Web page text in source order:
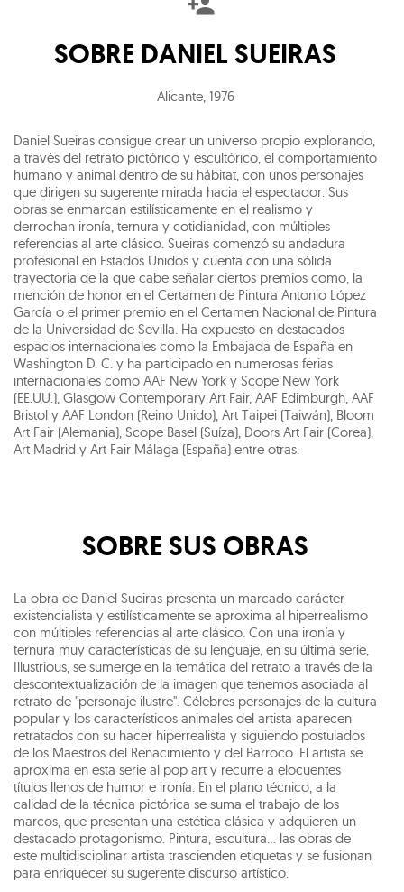
SOBRE DANIEL SUEIRAS
Alicante, 1976
Daniel Sueiras consigue crear un universo propio explorando,
a través del retrato pictórico y escultórico, el comportamiento
humano y animal dentro de su hábitat, con unos personajes
que dirigen su sugerente mirada hacia el espectador. Sus
obras se enmarcan estilísticamente en el realismo y
derrochan ironía, ternura y cotidianidad, con múltiples
referencias al arte clásico. Sueiras comenzó su andadura
profesional en Estados Unidos y cuenta con una sólida
trayectoria de la que cabe señalar ciertos premios como, la
mención de honor en el Certamen de Pintura Antonio López
García o el primer premio en el Certamen Nacional de Pintura
de la Universidad de Sevilla. Ha expuesto en destacados
espacios internacionales como la Embajada de España en
Washington D. C. y ha participado en numerosas ferias
internacionales como AAF New York y Scope New York
(EE.UU.), Glasgow Contemporary Art Fair, AAF Edimburgh, AAF
Bristol y AAF London (Reino Unido), Art Taipei (Taiwán), Bloom
Art Fair (Alemania), Scope Basel (Suíza), Doors Art Fair (Corea),
Art Madrid y Art Fair Málaga (España) entre otras.
SOBRE SUS OBRAS
La obra de Daniel Sueiras presenta un marcado carácter
existencialista y estilísticamente se aproxima al hiperrealismo
con múltiples referencias al arte clásico. Con una ironía y
ternura muy características de su lenguaje, en su última serie,
Illustrious, se sumerge en la temática del retrato a través de la
descontextualización de la imagen que tenemos asociada al
retrato de "personaje ilustre". Célebres personajes de la cultura
popular y los característicos animales del artista aparecen
retratados con su hacer hiperrealista y siguiendo postulados
de los Maestros del Renacimiento y del Barroco. El artista se
aproxima en esta serie al pop art y recurre a elocuentes
títulos llenos de humor e ironía. En el plano técnico, a la
calidad de la técnica pictórica se suma el trabajo de los
marcos, que presentan una estética clásica y adquieren un
destacado protagonismo. Pintura, escultura… las obras de
este multidisciplinar artista trascienden etiquetas y se fusionan
para enriquecer su sugerente discurso artístico.